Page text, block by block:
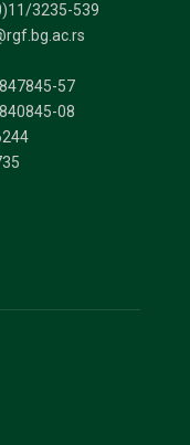
3235-539
57
08